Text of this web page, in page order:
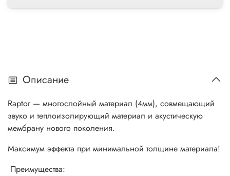
Описание
Raptor — многослойный материал (4мм), совмещающий
звуко и теплоизолирующий материал и акустическую
мембрану нового поколения.
Максимум эффекта при минимальной толщине материала!
Преимущества: